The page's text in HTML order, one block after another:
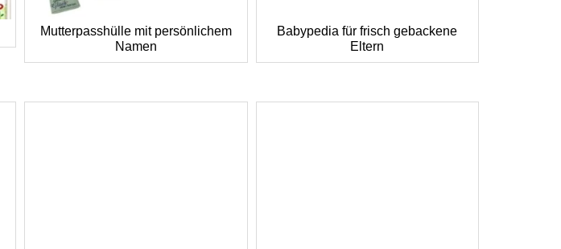
Mutterpasshülle mit persönlichem
Namen
Babypedia für frisch gebackene
Eltern